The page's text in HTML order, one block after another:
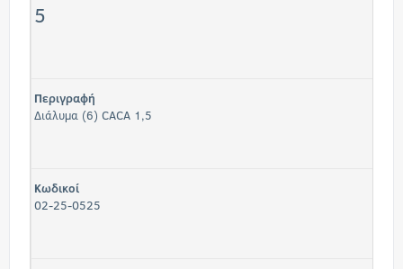
5
Περιγραφή
Διάλυμα (6) CACA 1,5
Κωδικοί
02-25-0525